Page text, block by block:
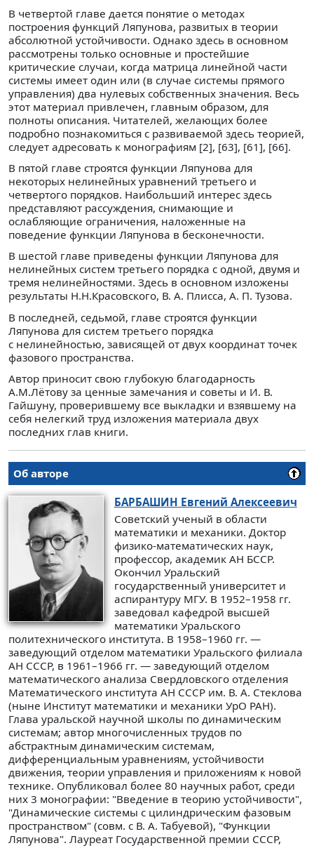
В четвертой главе дается понятие о методах
построения функций Ляпунова, развитых в теории
абсолютной устойчивости. Однако здесь в основном
рассмотрены только основные и простейшие
критические случаи, когда матрица линейной части
системы имеет один или (в случае системы прямого
управления) два нулевых собственных значения. Весь
этот материал привлечен, главным образом, для
полноты описания. Читателей, желающих более
подробно познакомиться с развиваемой здесь теорией,
следует адресовать к монографиям [2], [63], [61], [66].
В пятой главе строятся функции Ляпунова для
некоторых нелинейных уравнений третьего и
четвертого порядков. Наибольший интерес здесь
представляют рассуждения, снимающие и
ослабляющие ограничения, наложенные на
поведение функции Ляпунова в бесконечности.
В шестой главе приведены функции Ляпунова для
нелинейных систем третьего порядка с одной, двумя и
тремя нелинейностями. Здесь в основном изложены
результаты Н.Н.Красовского, В. А. Плисса, А. П. Тузова.
В последней, седьмой, главе строятся функции
Ляпунова для систем третьего порядка
с нелинейностью, зависящей от двух координат точек
фазового пространства.
Автор приносит свою глубокую благодарность
А.М.Лётову за ценные замечания и советы и И. В.
Гайшуну, проверившему все выкладки и взявшему на
себя нелегкий труд изложения материала двух
последних глав книги.
Об авторе
БАРБАШИН Евгений Алексеевич
Советский ученый в области
математики и механики. Доктор
физико-математических наук,
профессор, академик АН БССР.
Окончил Уральский
государственный университет и
аспирантуру МГУ. В 1952–1958 гг.
заведовал кафедрой высшей
математики Уральского
политехнического института. В 1958–1960 гг. —
заведующий отделом математики Уральского филиала
АН СССР, в 1961–1966 гг. — заведующий отделом
математического анализа Свердловского отделения
Математического института АН СССР им. В. А. Стеклова
(ныне Институт математики и механики УрО РАН).
Глава уральской научной школы по динамическим
системам; автор многочисленных трудов по
абстрактным динамическим системам,
дифференциальным уравнениям, устойчивости
движения, теории управления и приложениям к новой
технике. Опубликовал более 80 научных работ, среди
них 3 монографии: "Введение в теорию устойчивости",
"Динамические системы с цилиндрическим фазовым
пространством" (совм. с В. А. Табуевой), "Функции
Ляпунова". Лауреат Государственной премии СССР,